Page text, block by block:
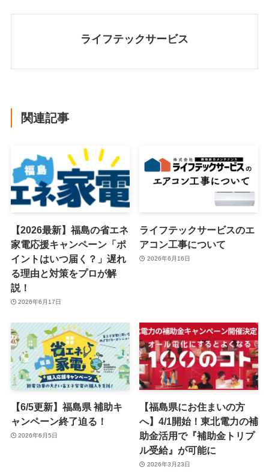
ライフテックサービス
関連記事
【2026最新】福島の省エネ
家電応援キャンペーン「ポ
イントはいつ届く？」遅れ
る理由と対策をプロが解
説！
2026年6月17日
ライフテックサービスのエ
アコン工事について
2026年6月16日
【6/5更新】福島県 補助キ
ャンペーン終了迫る！
2026年6月5日
【福島県にお住まいの方
へ】4/1開始！東北電力の補
助金活用で『補助金トリプ
ル受給』が可能に
2026年3月23日